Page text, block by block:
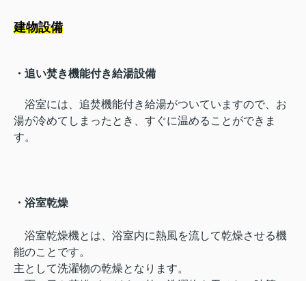
建物設備
・追い焚き機能付き給湯設備
浴室には、追焚機能付き給湯がついていますので、お
湯が冷めてしまったとき、すぐに温めることができま
す。
・浴室乾燥
浴室乾燥機とは、浴室内に熱風を流して乾燥させる機
能のことです。
主として洗濯物の乾燥となります。